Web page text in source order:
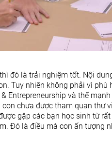
đó là trải nghiệm tốt. Nội
Tuy nhiên không phải vì phù
Entrepreneurship và thế
chưa được tham quan thư
gặp các bạn học sinh từ
Đó là điều mà con ấn tượng